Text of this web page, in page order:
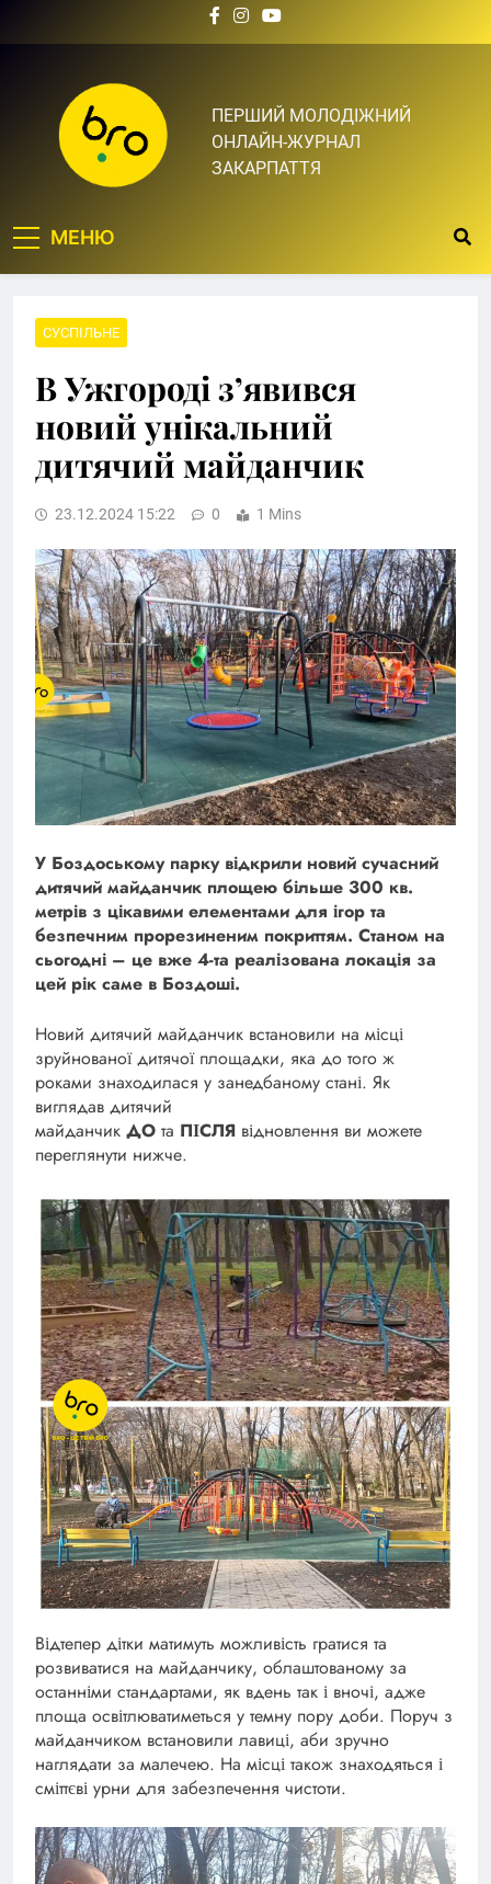
Bro.org.ua | BRO – ЦЕ
ТВІЙ БРО
ПЕРШИЙ МОЛОДІЖНИЙ
ОНЛАЙН-ЖУРНАЛ
ЗАКАРПАТТЯ
МЕНЮ
СУСПІЛЬНЕ
В Ужгороді з’явився
новий унікальний
дитячий майданчик
23.12.2024 15:22 0 1 Mins
У Боздоському парку відкрили новий сучасний
дитячий майданчик площею більше 300 кв.
метрів з цікавими елементами для ігор та
безпечним прорезиненим покриттям. Станом на
сьогодні – це вже 4-та реалізована локація за
цей рік саме в Боздоші.
Новий дитячий майданчик встановили на місці
зруйнованої дитячої площадки, яка до того ж
роками знаходилася у занедбаному стані. Як
виглядав дитячий
майданчик ДО та ПІСЛЯ відновлення ви можете
переглянути нижче.
Відтепер дітки матимуть можливість гратися та
розвиватися на майданчику, облаштованому за
останніми стандартами, як вдень так і вночі, адже
площа освітлюватиметься у темну пору доби. Поруч з
майданчиком встановили лавиці, аби зручно
наглядати за малечею. На місці також знаходяться і
сміттєві урни для забезпечення чистоти.